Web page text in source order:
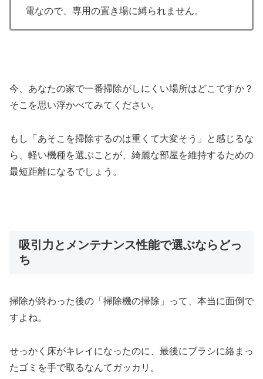
電なので、専用の置き場に縛られません。
今、あなたの家で一番掃除がしにくい場所はどこですか？
そこを思い浮かべてみてください。
もし「あそこを掃除するのは重くて大変そう」と感じるな
ら、軽い機種を選ぶことが、綺麗な部屋を維持するための
最短距離になるでしょう。
吸引力とメンテナンス性能で選ぶならどっ
ち
掃除が終わった後の「掃除機の掃除」って、本当に面倒で
すよね。
せっかく床がキレイになったのに、最後にブラシに絡まっ
たゴミを手で取るなんてガッカリ。